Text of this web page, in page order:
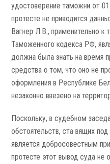
удостоверение таможни от
протесте не приводится
Вагнер Л.В., применительно к
Таможенного кодекса РФ,
должна была знать на время
средства о том, что оно не
оформления в Республике
незаконно ввезено на
Поскольку, в судебном
обстоятельств, ста­ вящих
является добросовестным
протесте этот вывод суда не